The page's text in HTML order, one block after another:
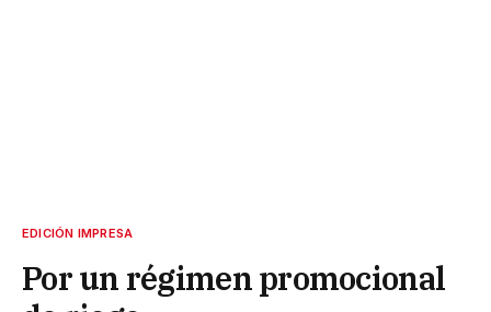
EDICIÓN IMPRESA
Por un régimen promocional